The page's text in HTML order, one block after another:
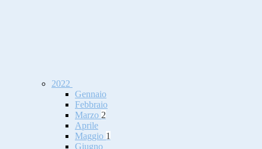
2022
Gennaio
Febbraio
Marzo 2
Aprile
Maggio 1
Giugno